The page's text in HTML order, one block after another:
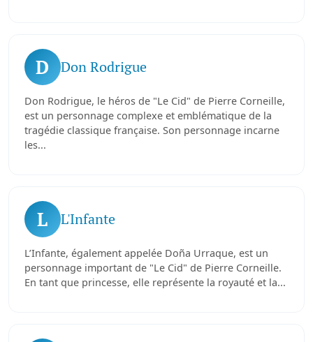
D Don Rodrigue
Don Rodrigue, le héros de "Le Cid" de Pierre Corneille,
est un personnage complexe et emblématique de la
tragédie classique française. Son personnage incarne
les...
L L'Infante
L’Infante, également appelée Doña Urraque, est un
personnage important de "Le Cid" de Pierre Corneille.
En tant que princesse, elle représente la royauté et la...